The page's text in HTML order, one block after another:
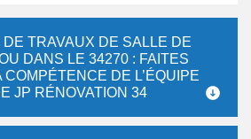
TRAVAUX DE SALLE DE
DANS LE 34270 : FAITES
DE L’ÉQUIPE
JP RÉNOVATION 34